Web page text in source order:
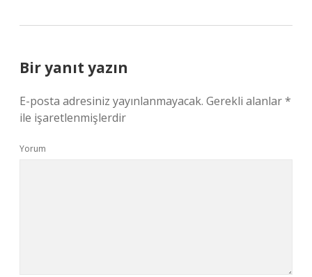
Bir yanıt yazın
E-posta adresiniz yayınlanmayacak. Gerekli alanlar*
ile işaretlenmişlerdir
Yorum